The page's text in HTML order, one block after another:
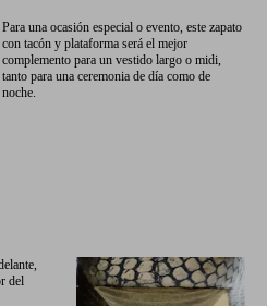
Para una ocasión especial o evento, este zapato
con tacón y plataforma será el mejor
complemento para un vestido largo o midi,
tanto para una ceremonia de día como de
noche.
del